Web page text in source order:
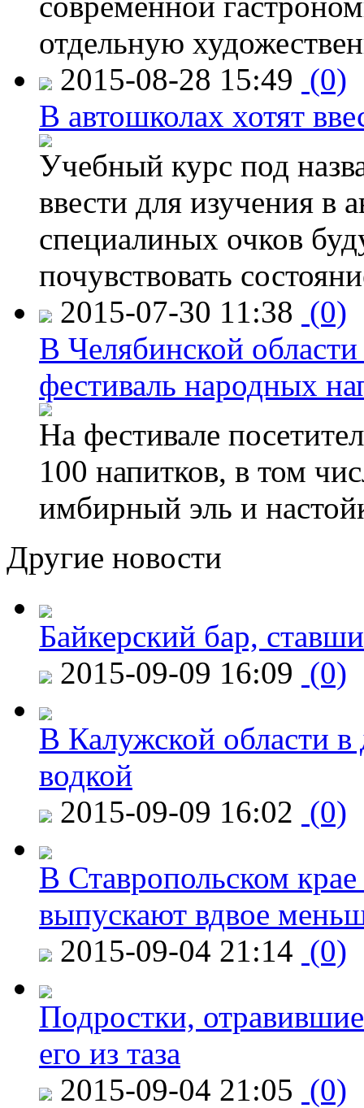
отдельную
2015-08-28 15:49 (0)
В автошколах хотят
Учебный курс под
ввести для изучения
специалиных очков
почувствовать
2015-07-30 11:38 (0)
В Челябинской
фестиваль народных
На фестивале
100 напитков, в том
имбирный эль и
Другие новости
Байкерский бар,
2015-09-09 16:09 (0)
В Калужской области в
водкой
2015-09-09 16:02 (0)
В Ставропольском
выпускают вдвое
2015-09-04 21:14 (0)
Подростки,
его из таза
2015-09-04 21:05 (0)